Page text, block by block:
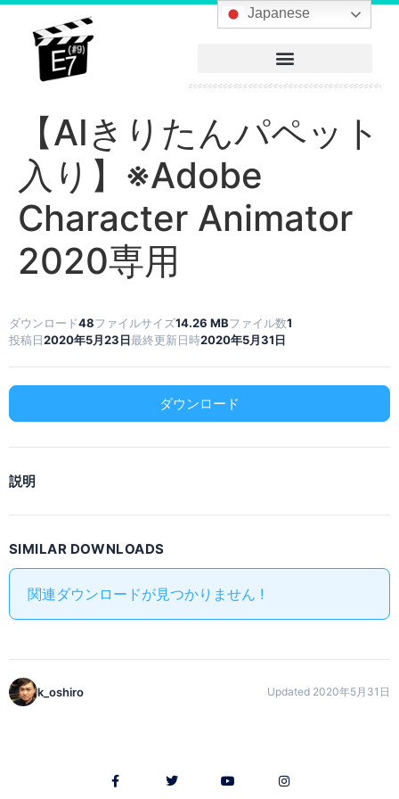
【AIきりたんパペット
入り】※Adobe
Character Animator
2020専用
ダウンロード48ファイルサイズ14.26 MBファイル数1
投稿日2020年5月23日最終更新日時2020年5月31日
ダウンロード
説明
SIMILAR DOWNLOADS
関連ダウンロードが見つかりません !
k_oshiro Updated 2020年5月31日
Japanese